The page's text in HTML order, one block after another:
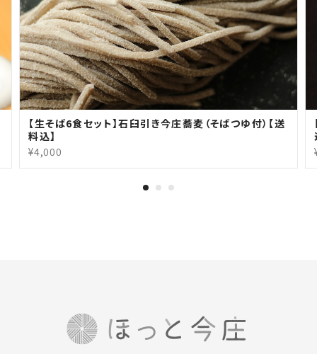
【生そば6食セット】石臼引き今庄蕎麦（そばつゆ付）【送
料込】
¥4,000